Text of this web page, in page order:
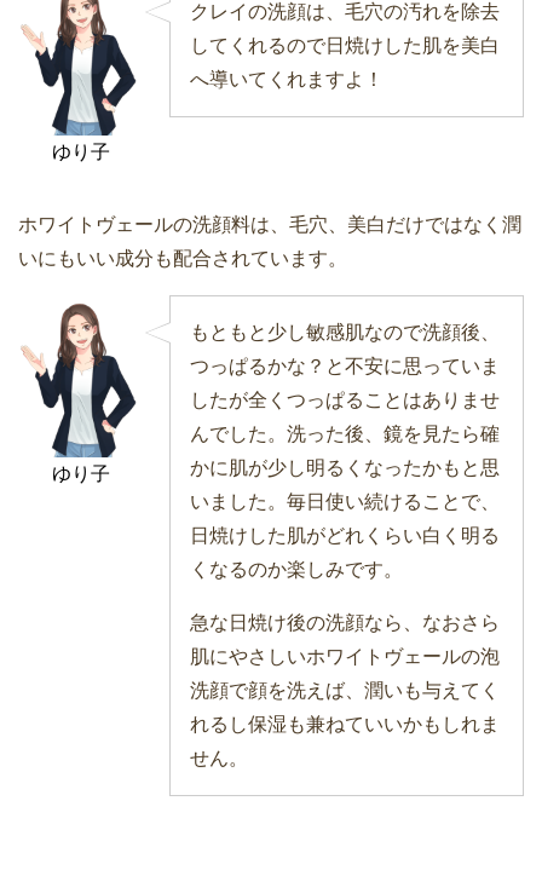
ゆり子
クレイの洗顔は、毛穴の汚れを除去
してくれるので日焼けした肌を美白
へ導いてくれますよ！
ホワイトヴェールの洗顔料は、毛穴、美白だけではなく潤
いにもいい成分も配合されています。
ゆり子
もともと少し敏感肌なので洗顔後、
つっぱるかな？と不安に思っていま
したが全くつっぱることはありませ
んでした。洗った後、鏡を見たら確
かに肌が少し明るくなったかもと思
いました。毎日使い続けることで、
日焼けした肌がどれくらい白く明る
くなるのか楽しみです。
急な日焼け後の洗顔なら、なおさら
肌にやさしいホワイトヴェールの泡
洗顔で顔を洗えば、潤いも与えてく
れるし保湿も兼ねていいかもしれま
せん。